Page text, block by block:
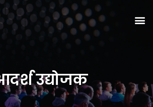
उद्योजक